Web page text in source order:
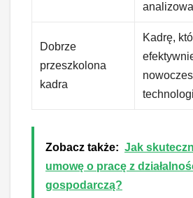
Dobrze
przeszkolona
kadra
Kadrę,
Zobacz także: Jak
umowę o pracę z
gospodarczą?